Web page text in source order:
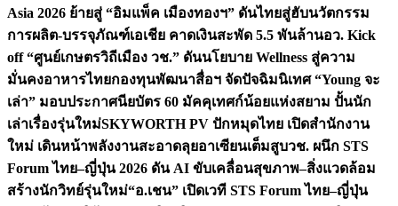
Asia 2026 ย้ายสู่ “อิมแพ็ค เมืองทองฯ” ดันไทยสู่ฮับนวัตกรรม
การผลิต-บรรจุภัณฑ์เอเชีย คาดเงินสะพัด 5.5 พันล้านอว. Kick
off “ศูนย์เกษตรวิถีเมือง วช.” ดันนโยบาย Wellness สู่ความ
มั่นคงอาหารไทยกองทุนพัฒนาสื่อฯ จัดปัจฉิมนิเทศ “Young จะ
เล่า” มอบประกาศนียบัตร 60 มัคคุเทศก์น้อยแห่งสยาม ปั้นนัก
เล่าเรื่องรุ่นใหม่SKYWORTH PV ปักหมุดไทย เปิดสำนักงาน
ใหม่ เดินหน้าพลังงานสะอาดลุยอาเซียนเต็มสูบวช. ผนึก STS
Forum ไทย–ญี่ปุ่น 2026 ดัน AI ขับเคลื่อนสุขภาพ–สิ่งแวดล้อม
สร้างนักวิทย์รุ่นใหม่“อ.เชน” เปิดเวที STS Forum ไทย–ญี่ปุ่น